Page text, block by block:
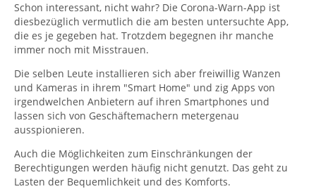
Schon interessant, nicht wahr? Die Corona-Warn-App ist
diesbezüglich vermutlich die am besten untersuchte App,
die es je gegeben hat. Trotzdem begegnen ihr manche
immer noch mit Misstrauen.
Die selben Leute installieren sich aber freiwillig Wanzen
und Kameras in ihrem "Smart Home" und zig Apps von
irgendwelchen Anbietern auf ihren Smartphones und
lassen sich von Geschäftemachern metergenau
ausspionieren.
Auch die Möglichkeiten zum Einschränkungen der
Berechtigungen werden häufig nicht genutzt. Das geht zu
Lasten der Bequemlichkeit und des Komforts.